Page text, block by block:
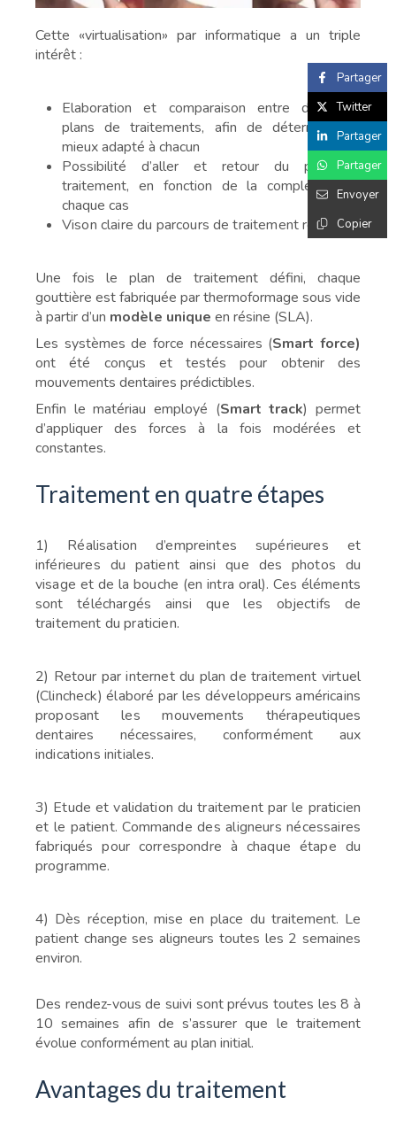
Cette «virtualisation» par informatique a un triple
intérêt :
Elaboration et comparaison entre différents
plans de traitements, afin de déterminer le
mieux adapté à chacun
Possibilité d’aller et retour du plan de
traitement, en fonction de la complexité de
chaque cas
Vison claire du parcours de traitement retenu
Une fois le plan de traitement défini, chaque
gouttière est fabriquée par thermoformage sous vide
à partir d’un modèle unique en résine (SLA).
Les systèmes de force nécessaires (Smart force)
ont été conçus et testés pour obtenir des
mouvements dentaires prédictibles.
Enfin le matériau employé (Smart track) permet
d’appliquer des forces à la fois modérées et
constantes.
Traitement en quatre étapes
1) Réalisation d’empreintes supérieures et
inférieures du patient ainsi que des photos du
visage et de la bouche (en intra oral). Ces éléments
sont téléchargés ainsi que les objectifs de
traitement du praticien.
2) Retour par internet du plan de traitement virtuel
(Clincheck) élaboré par les développeurs américains
proposant les mouvements thérapeutiques
dentaires nécessaires, conformément aux
indications initiales.
3) Etude et validation du traitement par le praticien
et le patient. Commande des aligneurs nécessaires
fabriqués pour correspondre à chaque étape du
programme.
4) Dès réception, mise en place du traitement. Le
patient change ses aligneurs toutes les 2 semaines
environ.
Des rendez-vous de suivi sont prévus toutes les 8 à
10 semaines afin de s’assurer que le traitement
évolue conformément au plan initial.
Avantages du traitement
Partager
Twitter
Partager
Partager
Envoyer
Copier